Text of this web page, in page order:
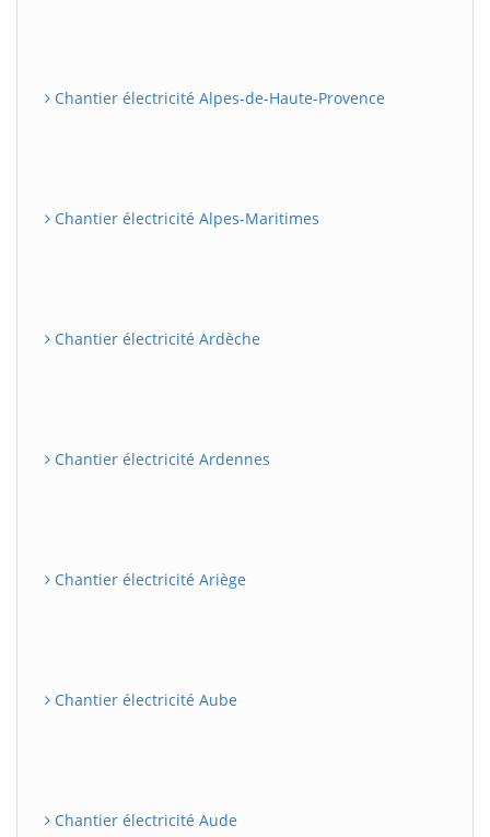
Chantier électricité Alpes-de-Haute-Provence
Chantier électricité Alpes-Maritimes
Chantier électricité Ardèche
Chantier électricité Ardennes
Chantier électricité Ariège
Chantier électricité Aube
Chantier électricité Aude